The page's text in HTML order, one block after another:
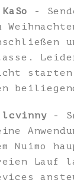
KaSo
-
lcvinny -
Nuimo
Lauf